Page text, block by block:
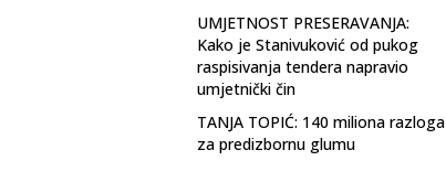
UMJETNOST PRESERAVANJA:
Kako je Stanivuković od pukog
raspisivanja tendera napravio
umjetnički čin
TANJA TOPIĆ: 140 miliona razloga
za predizbornu glumu